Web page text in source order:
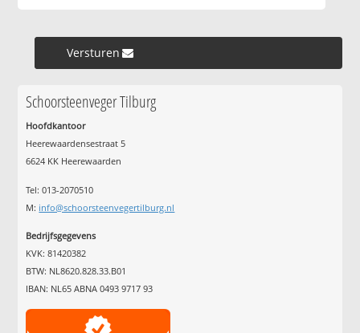
Versturen »
Schoorsteenveger Tilburg
Hoofdkantoor
Heerewaardensestraat 5
6624 KK Heerewaarden
Tel: 013-2070510
M: info@schoorsteenvegertilburg.nl
Bedrijfsgegevens
KVK: 81420382
BTW: NL8620.828.33.B01
IBAN: NL65 ABNA 0493 9717 93